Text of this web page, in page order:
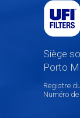
Siège
Porto
Registre
Numéro